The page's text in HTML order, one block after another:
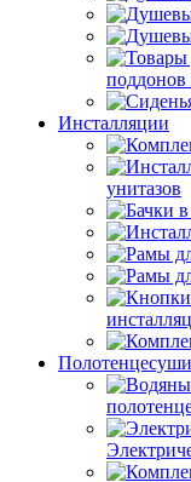
Инсталляции
унитазов